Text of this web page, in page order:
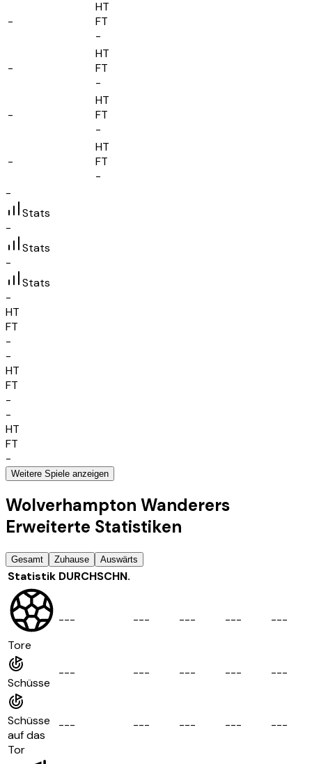
-
HT
FT
-
-
HT
FT
-
-
HT
FT
-
-
HT
FT
-
-
Stats
-
Stats
-
Stats
-
HT
FT
-
-
HT
FT
-
-
HT
FT
-
Weitere Spiele anzeigen
Wolverhampton Wanderers
Erweiterte Statistiken
Gesamt Zuhause Auswärts
Statistik DURCHSCHN.
Tore
--- --- --- --- ---
Schüsse
--- --- --- --- ---
Schüsse
auf das
Tor
--- --- --- --- ---